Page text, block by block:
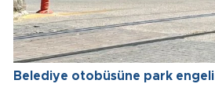
Belediye otobüsüne park engeli